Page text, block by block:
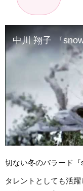
中川 翔子 『
切ない冬のバラード『
タレントとしても活